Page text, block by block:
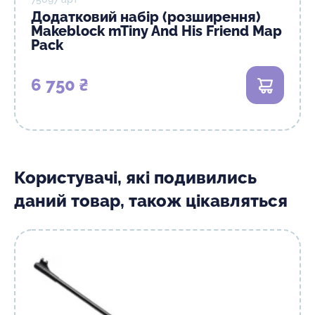
Додатковий набір (розширення)
Makeblock mTiny And His Friend Map
Pack
6 750 ₴ В кошик
Користувачі, які подивились
даний товар, також цікавляться